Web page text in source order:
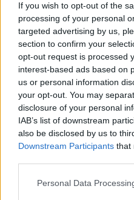
If you wish to opt-out of the
processing of your personal
targeted advertising by us,
section to confirm your
opt-out request is processed
interest-based ads based on
us or personal information
your opt-out. You may
disclosure of your personal
IAB’s list of downstream
also be disclosed by us to
Downstream Participants that
Please note that this
Personal Data
γκέλαρε και η
καθώς βρέθηκε στο
Μαδριλένους στη
Liga. Η Σοσιεδάδ
απ' τις πιο
πρωτάθλημα, όπως
θέση στη
Μερένχες που είχαν
βρήκαν το γκολ της
Προηγουμένως, έστω
Ατλέτικο Μαδρίτης